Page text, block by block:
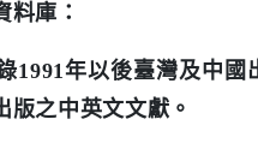
料庫：
1991年以後臺灣及中國
版之中英文文獻。